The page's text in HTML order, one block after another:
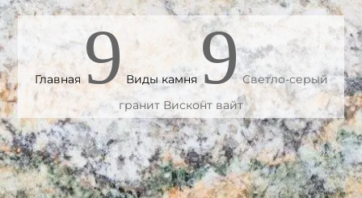
Главная 9 Виды камня 9 Светло-серый
гранит Висконт вайт